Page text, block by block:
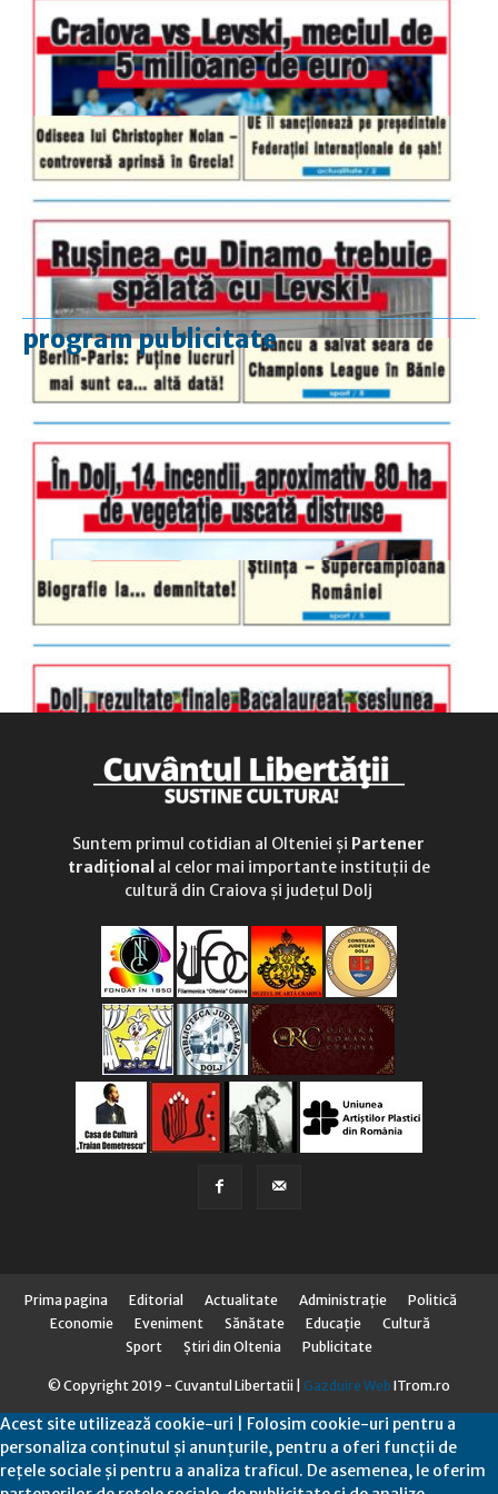
program publicitate
luni-vineri
9.00 - 17.00
duminică
9.00 - 12.00
Suntem primul cotidian al Olteniei și Partener
tradițional al celor mai importante instituții de
cultură din Craiova și județul Dolj
Prima pagina Editorial Actualitate Administraţie
Politică
Economie
Eveniment Sănătate Educaţie
Cultură
Sport
Știri din Oltenia Publicitate
© Copyright 2019 - Cuvantul Libertatii | Gazduire Web ITrom.ro
Acest site utilizează cookie-uri | Folosim cookie-uri pentru a
personaliza conținutul și anunțurile, pentru a oferi funcții de
rețele sociale și pentru a analiza traficul. De asemenea, le oferim